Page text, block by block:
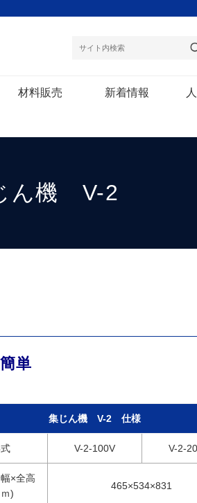
材料販売 新着情報
ん機 V-2
単
集じん機 V-2 仕様
V-2-100V V-2-
×全高
)
465×534×831